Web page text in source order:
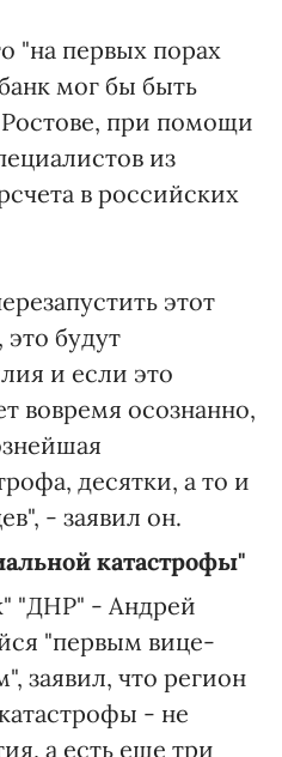
"на первых порах
мог бы быть
при помощи
из
в российских
этот
будут
и если это
вовремя осознанно,
десятки, а то и
- заявил он.
катастрофы"
"ДНР" - Андрей
"первым вице-
заявил, что регион
- не
а есть еще три